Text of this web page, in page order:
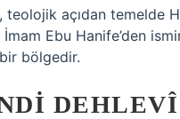
teolojik açıdan temelde
İmam Ebu Hanife’den
bölgedir.